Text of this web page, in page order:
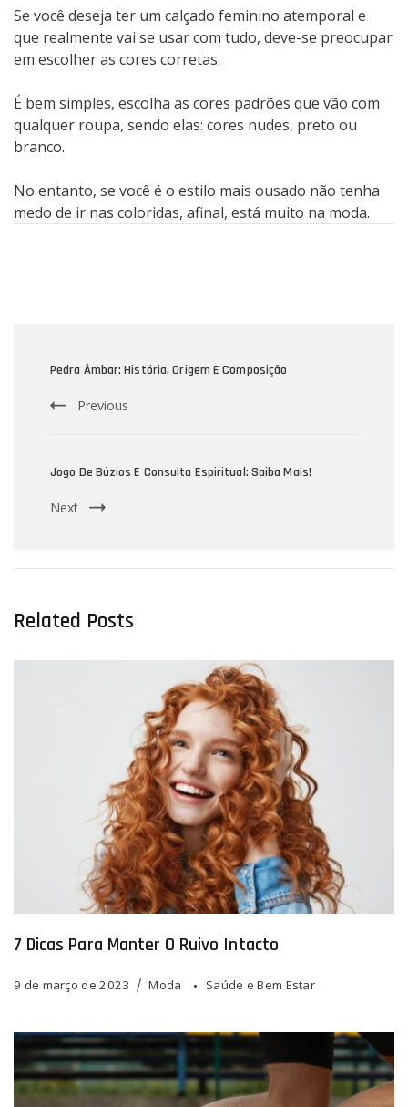
Se você deseja ter um calçado feminino atemporal e
que realmente vai se usar com tudo, deve-se preocupar
em escolher as cores corretas.
É bem simples, escolha as cores padrões que vão com
qualquer roupa, sendo elas: cores nudes, preto ou
branco.
No entanto, se você é o estilo mais ousado não tenha
medo de ir nas coloridas, afinal, está muito na moda.
Navigation
Pedra Âmbar: História, Origem E Composição
Previous
Jogo De Búzios E Consulta Espiritual: Saiba Mais!
Next
Related Posts
7 Dicas Para Manter O Ruivo Intacto
9 de março de 2023 Moda Saúde e Bem Estar